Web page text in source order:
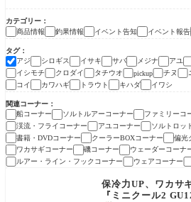
カテゴリー
商品情報
釣果情報 イベント告知 イベント報告
タグ
アジ
シロギス イサキ サバ メジナ アユ
イシモチ
クロダイ タチウオ pickup チヌ
コイ
カワハギ トラウト キハダ イワシ
関連コーナー
船コーナー
ソルトルアーコーナー
ファミリーコ
渓流・フライコーナー
アユコーナー
ソルトロッ
書籍・DVDコーナー
クーラーBOXコーナー
偏光
ワカサギコーナー
磯コーナー ウェーダーコーナ
ルアー・ライン・フックコーナー
ウェアコーナー
保冷力UP、ワカサ
『ミニクール2